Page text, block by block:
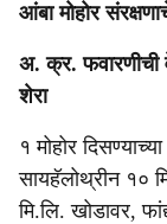
आंबा मोहोर
अ. क्र. फवारणीची
शेरा
१ मोहोर
सायहॅलोथ्रीन १०
मि.लि. खोडावर,